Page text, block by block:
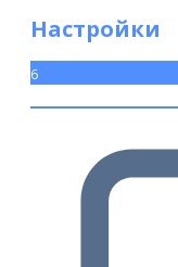
Настройки
6